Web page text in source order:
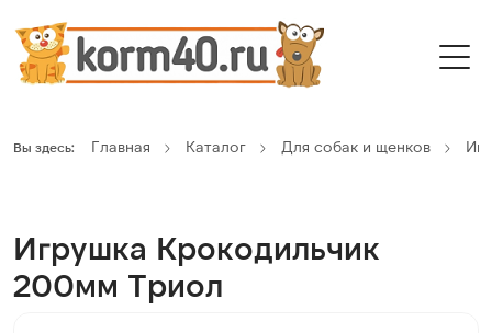
Вы здесь: Главная Каталог Для собак и щенков
Игрушка Крокодильчик
200мм Триол